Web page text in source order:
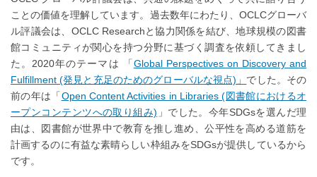
ことの価値を理解しています。過去数年にわたり、OCLCグローバ
ル評議会は、OCLC Researchと協力関係を結び、地球規模の図書
館コミュニティが関心を持つ分野に基づく調査を依頼してきまし
た。2020年のテーマは 「Global Perspectives on Discovery and
Fulfillment (発見と充足のためのグローバルな視点)」 でした。その
前の年は「Open Content Activities in Libraries (図書館におけるオ
ープンコンテンツへの取り組み) 」でした。今年SDGsを選んだ理
由は、図書館が世界中で教育を推し進め、公平性を高める道筋を
計画するのに有益な素晴らしい枠組みをSDGsが提供しているから
です。